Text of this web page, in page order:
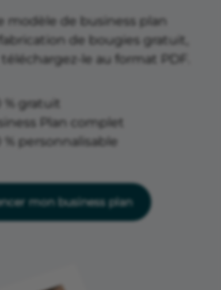
modèle de business plan
de bougies gratuit,
le au format PDF.
% gratuit
Plan complet
% personnalisable
mon business plan